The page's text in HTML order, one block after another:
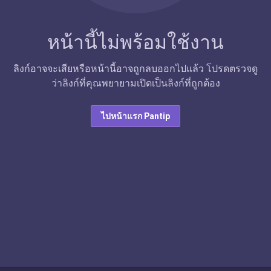
หน้านี้ไม่พร้อมใช้งาน
ลิงก์อาจจะเสียหรือหน้านี้อาจถูกลบออกไปแล้ว โปรดตรวจดู
ว่าลิงก์ที่คุณพยายามเปิดเป็นลิงก์ที่ถูกต้อง
ไปหน้าแรก Pantip